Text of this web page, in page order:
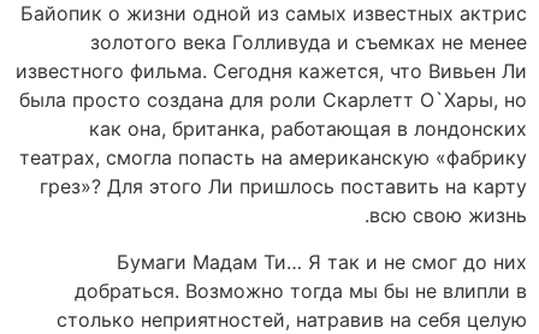
Байопик о жизни одной из самых известных актрис
золотого века Голливуда и съемках не менее
известного фильма. Сегодня кажется, что Вивьен Ли
была просто создана для роли Скарлетт О`Хары, но
как она, британка, работающая в лондонских
театрах, смогла попасть на американскую «фабрику
грез»? Для этого Ли пришлось поставить на карту
всю свою жизнь.
Бумаги Мадам Ти… Я так и не смог до них
добраться. Возможно тогда мы бы не влипли в
столько неприятностей, натравив на себя целую